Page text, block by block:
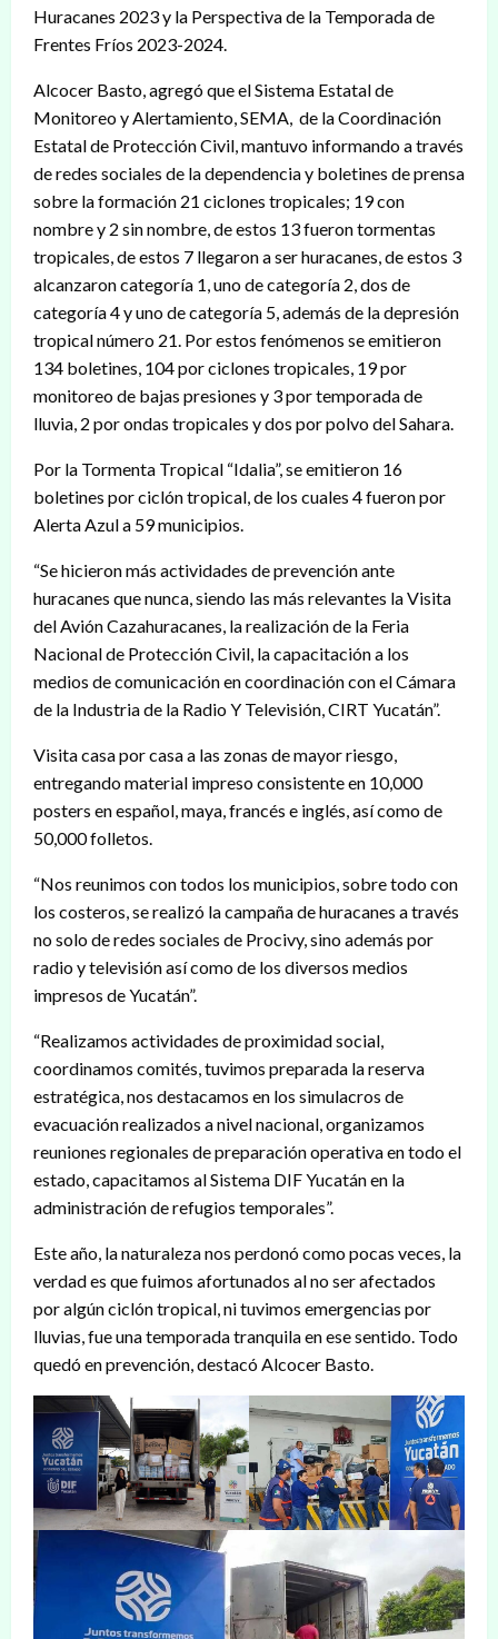
Huracanes 2023 y la Perspectiva de la Temporada de
Frentes Fríos 2023-2024.
Alcocer Basto, agregó que el Sistema Estatal de
Monitoreo y Alertamiento, SEMA, de la Coordinación
Estatal de Protección Civil, mantuvo informando a través
de redes sociales de la dependencia y boletines de prensa
sobre la formación 21 ciclones tropicales; 19 con
nombre y 2 sin nombre, de estos 13 fueron tormentas
tropicales, de estos 7 llegaron a ser huracanes, de estos 3
alcanzaron categoría 1, uno de categoría 2, dos de
categoría 4 y uno de categoría 5, además de la depresión
tropical número 21. Por estos fenómenos se emitieron
134 boletines, 104 por ciclones tropicales, 19 por
monitoreo de bajas presiones y 3 por temporada de
lluvia, 2 por ondas tropicales y dos por polvo del Sahara.
Por la Tormenta Tropical “Idalia”, se emitieron 16
boletines por ciclón tropical, de los cuales 4 fueron por
Alerta Azul a 59 municipios.
“Se hicieron más actividades de prevención ante
huracanes que nunca, siendo las más relevantes la Visita
del Avión Cazahuracanes, la realización de la Feria
Nacional de Protección Civil, la capacitación a los
medios de comunicación en coordinación con el Cámara
de la Industria de la Radio Y Televisión, CIRT Yucatán”.
Visita casa por casa a las zonas de mayor riesgo,
entregando material impreso consistente en 10,000
posters en español, maya, francés e inglés, así como de
50,000 folletos.
“Nos reunimos con todos los municipios, sobre todo con
los costeros, se realizó la campaña de huracanes a través
no solo de redes sociales de Procivy, sino además por
radio y televisión así como de los diversos medios
impresos de Yucatán”.
“Realizamos actividades de proximidad social,
coordinamos comités, tuvimos preparada la reserva
estratégica, nos destacamos en los simulacros de
evacuación realizados a nivel nacional, organizamos
reuniones regionales de preparación operativa en todo el
estado, capacitamos al Sistema DIF Yucatán en la
administración de refugios temporales”.
Este año, la naturaleza nos perdonó como pocas veces, la
verdad es que fuimos afortunados al no ser afectados
por algún ciclón tropical, ni tuvimos emergencias por
lluvias, fue una temporada tranquila en ese sentido. Todo
quedó en prevención, destacó Alcocer Basto.